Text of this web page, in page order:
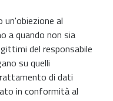
un'obiezione al
a quando non sia
del responsabile
su quelli
di dati
in conformità al